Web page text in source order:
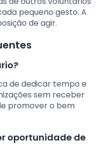
pequeno gesto. A
de agir.
de dedicar tempo e
sem receber
promover o bem
oportunidade de